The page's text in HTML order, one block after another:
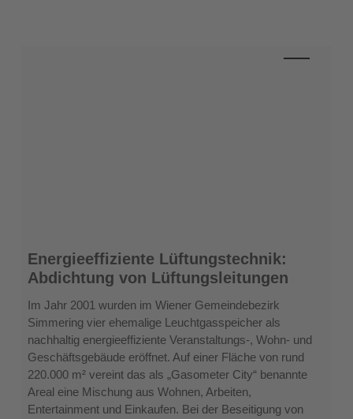
Energieeffiziente
Lüftungstechnik:
Abdichtung
von
Lüftungsleitungen
Energieeffiziente Lüftungstechnik:
Abdichtung von Lüftungsleitungen
Im Jahr 2001 wurden im Wiener Gemeindebezirk
Simmering vier ehemalige Leuchtgasspeicher als
nachhaltig energieeffiziente Veranstaltungs-, Wohn- und
Geschäftsgebäude eröffnet. Auf einer Fläche von rund
220.000 m² vereint das als „Gasometer City“ benannte
Areal eine Mischung aus Wohnen, Arbeiten,
Entertainment und Einkaufen. Bei der Beseitigung von